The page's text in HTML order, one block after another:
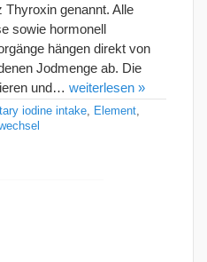
Thyroxin genannt. Alle
sowie hormonell
hängen direkt von
Jodmenge ab. Die
und… weiterlesen »
iodine intake Element